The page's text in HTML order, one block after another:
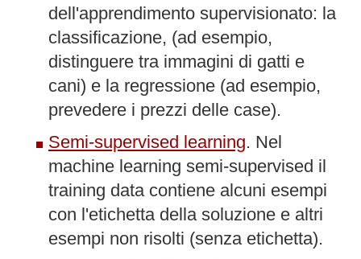
dell'apprendimento supervisionato: la
classificazione, (ad esempio,
distinguere tra immagini di gatti e
cani) e la regressione (ad esempio,
prevedere i prezzi delle case).
Semi-supervised learning. Nel
machine learning semi-supervised il
training data contiene alcuni esempi
con l'etichetta della soluzione e altri
esempi non risolti (senza etichetta).